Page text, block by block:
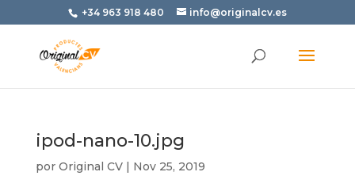
+34 963 918 480 info@originalcv.es
ipod-nano-10.jpg
por Original CV| Nov 25, 2019